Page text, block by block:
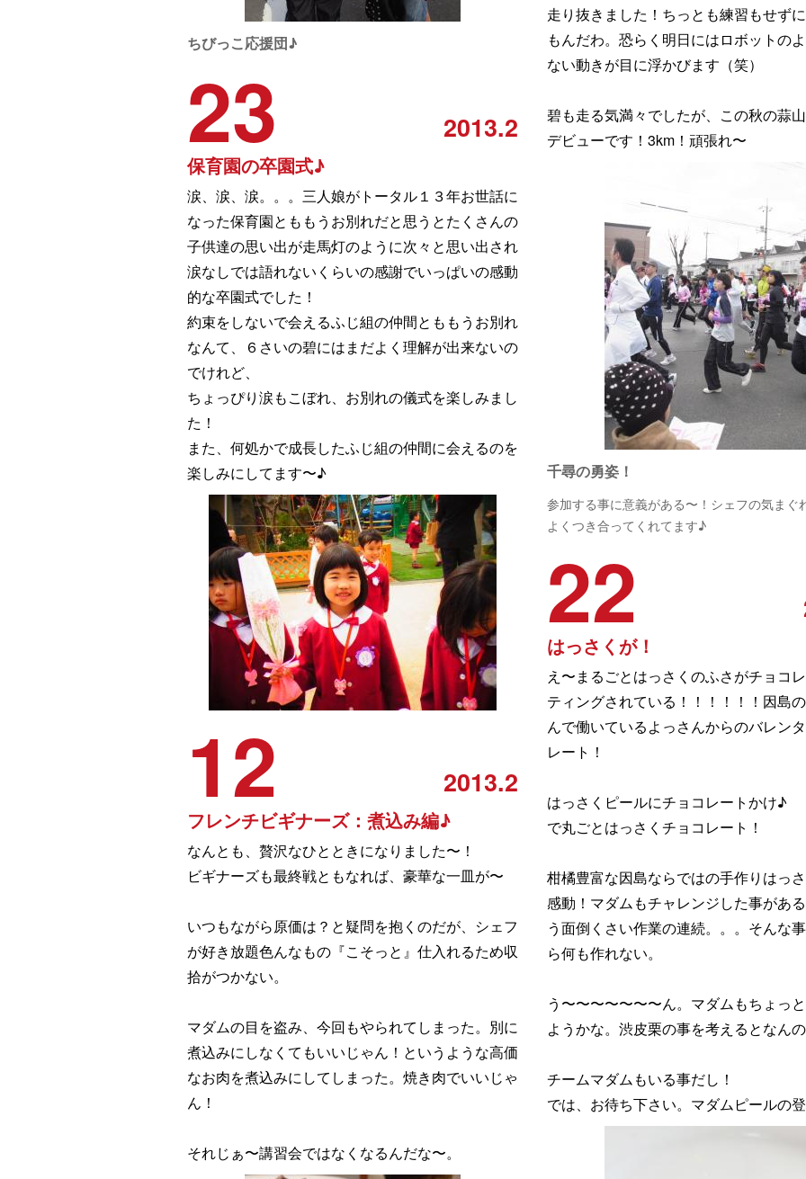
ちびっこ応援団♪
保育園の卒園式♪
2013.2
23
涙、涙、涙。。。三人娘がトータル１３年お世話に
なった保育園とももうお別れだと思うとたくさんの
子供達の思い出が走馬灯のように次々と思い出され
涙なしでは語れないくらいの感謝でいっぱいの感動
的な卒園式でした！
約束をしないで会えるふじ組の仲間とももうお別れ
なんて、６さいの碧にはまだよく理解が出来ないの
でけれど、
ちょっぴり涙もこぼれ、お別れの儀式を楽しみまし
た！
また、何処かで成長したふじ組の仲間に会えるのを
楽しみにしてます〜♪
フレンチビギナーズ：煮込み編♪
2013.2
12
なんとも、贅沢なひとときになりました〜！
ビギナーズも最終戦ともなれば、豪華な一皿が〜
いつもながら原価は？と疑問を抱くのだが、シェフ
が好き放題色んなもの『こそっと』仕入れるため収
拾がつかない。
マダムの目を盗み、今回もやられてしまった。別に
煮込みにしなくてもいいじゃん！というような高価
なお肉を煮込みにしてしまった。焼き肉でいいじゃ
ん！
それじぁ〜講習会ではなくなるんだな〜。
走り抜きました！ちっとも練習もせず
もんだわ。恐らく明日にはロボットの
ない動きが目に浮かびます（笑）
碧も走る気満々でしたが、この秋の蒜
デビューです！3km！頑張れ〜
千尋の勇姿！
参加する事に意義がある〜！シェフの気まぐ
よくつき合ってくれてます♪
はっさくが！
22
え〜まるごとはっさくのふさがチョコ
ティングされている！！！！！！因島
んで働いているよっさんからのバレン
レート！
はっさくピールにチョコレートかけ♪
で丸ごとはっさくチョコレート！
柑橘豊富な因島ならではの手作りはっ
感動！マダムもチャレンジした事があ
う面倒くさい作業の連続。。。そんな
ら何も作れない。
う〜〜〜〜〜〜〜ん。マダムもちょっ
ようかな。渋皮栗の事を考えるとなんの
チームマダムもいる事だし！
では、お待ち下さい。マダムピールの